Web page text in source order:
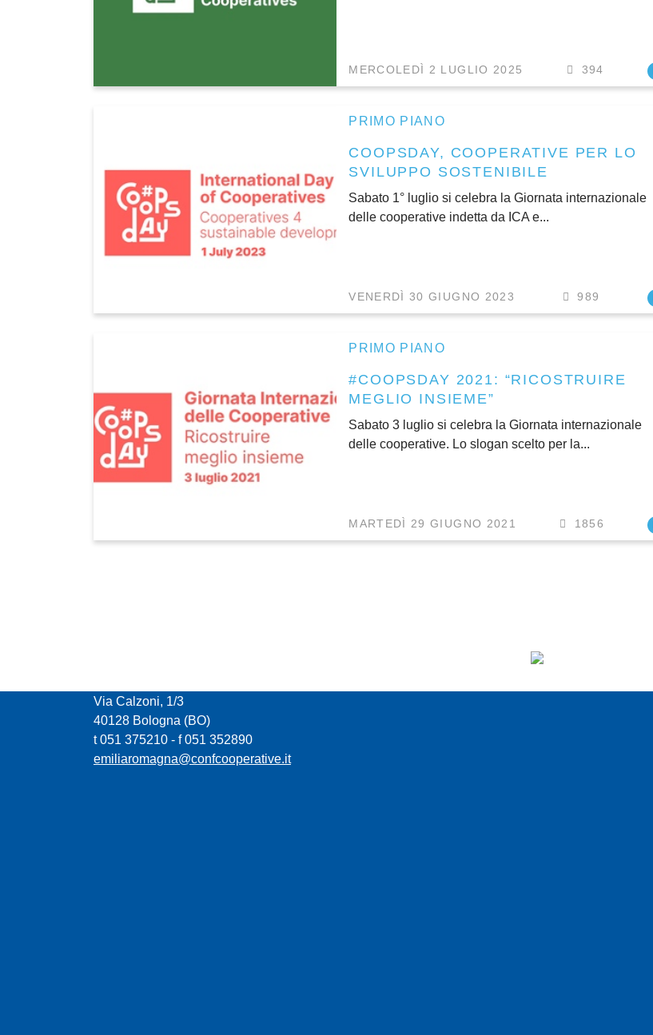
MERCOLEDÌ 2 LUGLIO 2025 394
PRIMO PIANO
COOPSDAY, COOPERATIVE PER LO
SVILUPPO SOSTENIBILE
Sabato 1° luglio si celebra la Giornata internazionale
delle cooperative indetta da ICA e...
VENERDÌ 30 GIUGNO 2023 989
PRIMO PIANO
#COOPSDAY 2021: “RICOSTRUIRE
MEGLIO INSIEME”
Sabato 3 luglio si celebra la Giornata internazionale
delle cooperative. Lo slogan scelto per la...
MARTEDÌ 29 GIUGNO 2021 1856
Via Calzoni, 1/3
40128 Bologna (BO)
t 051 375210 - f 051 352890
emiliaromagna@confcooperative.it